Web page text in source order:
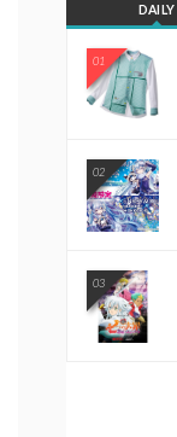
DAILY
01
02
03